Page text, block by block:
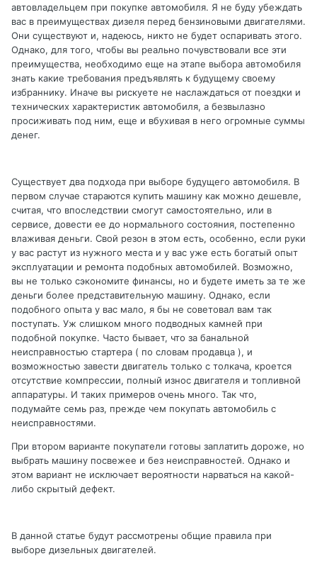
автовладельцем при покупке автомобиля. Я не буду убеждать
вас в преимуществах дизеля перед бензиновыми двигателями.
Они существуют и, надеюсь, никто не будет оспаривать этого.
Однако, для того, чтобы вы реально почувствовали все эти
преимущества, необходимо еще на этапе выбора автомобиля
знать какие требования предъявлять к будущему своему
избраннику. Иначе вы рискуете не наслаждаться от поездки и
технических характеристик автомобиля, а безвылазно
просиживать под ним, еще и вбухивая в него огромные суммы
денег.
Существует два подхода при выборе будущего автомобиля. В
первом случае стараются купить машину как можно дешевле,
считая, что впоследствии смогут самостоятельно, или в
сервисе, довести ее до нормального состояния, постепенно
влаживая деньги. Свой резон в этом есть, особенно, если руки
у вас растут из нужного места и у вас уже есть богатый опыт
эксплуатации и ремонта подобных автомобилей. Возможно,
вы не только сэкономите финансы, но и будете иметь за те же
деньги более представительную машину. Однако, если
подобного опыта у вас мало, я бы не советовал вам так
поступать. Уж слишком много подводных камней при
подобной покупке. Часто бывает, что за банальной
неисправностью стартера ( по словам продавца ), и
возможностью завести двигатель только с толкача, кроется
отсутствие компрессии, полный износ двигателя и топливной
аппаратуры. И таких примеров очень много. Так что,
подумайте семь раз, прежде чем покупать автомобиль с
неисправностями.
При втором варианте покупатели готовы заплатить дороже, но
выбрать машину посвежее и без неисправностей. Однако и
этом вариант не исключает вероятности нарваться на какой-
либо скрытый дефект.
В данной статье будут рассмотрены общие правила при
выборе дизельных двигателей.